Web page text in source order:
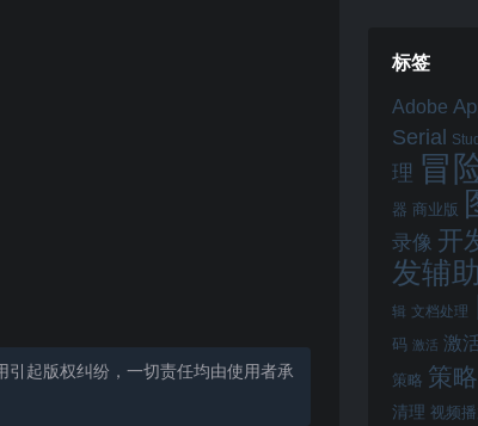
起版权纠纷，一切责任均由使用者承
标签
Adobe
Serial
理 冒
器 商业版
录像 开
发辅助
辑 文档处理
码 激活 激
策略 策
清理 视频